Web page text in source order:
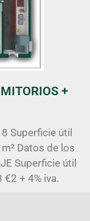
+
Superficie útil
Datos de los
Superficie útil
+ 4% iva.